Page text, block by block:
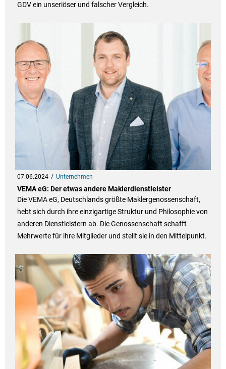
GDV ein unseriöser und falscher Vergleich.
07.06.2024 Unternehmen
VEMA eG: Der etwas andere Maklerdienstleister
Die VEMA eG, Deutschlands größte Maklergenossenschaft,
hebt sich durch ihre einzigartige Struktur und Philosophie von
anderen Dienstleistern ab. Die Genossenschaft schafft
Mehrwerte für ihre Mitglieder und stellt sie in den Mittelpunkt.